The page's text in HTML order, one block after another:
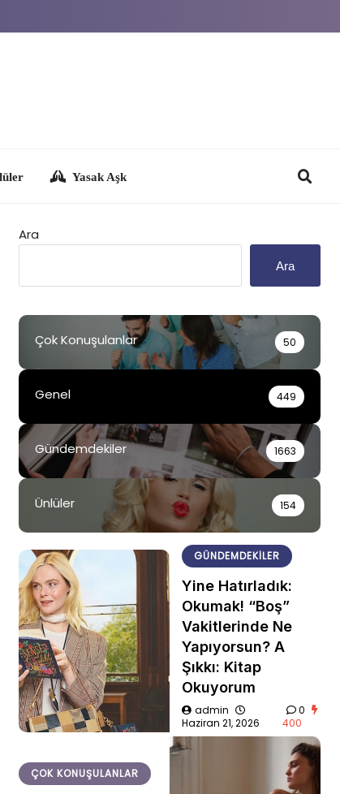
Ara
Ara
Çok Konuşulanlar 50
Genel 449
Gündemdekiler 1663
Ünlüler 154
GÜNDEMDEKILER
Yine Hatırladık:
Okumak! “Boş”
Vakitlerinde Ne
Yapıyorsun? A
Şıkkı: Kitap
Okuyorum
admin
Haziran 21, 2026
0
400
ÇOK KONUŞULANLAR